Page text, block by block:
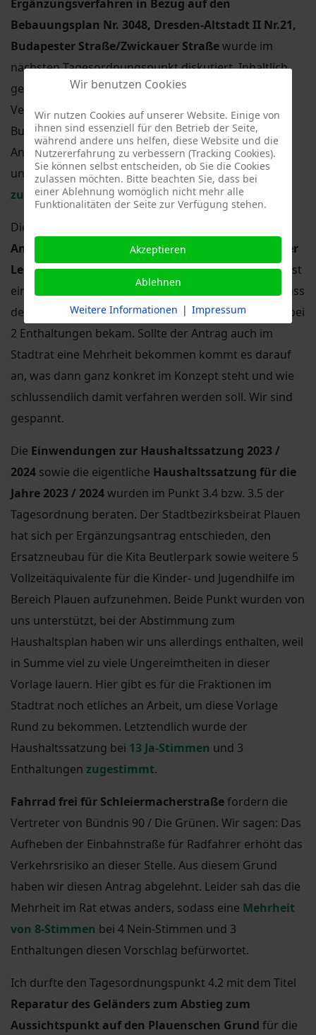
Ergänzungsverfahren in Bezug auf den
Bebauungsplan Nr. 3048, Dresden-Altstadt II Nr.21,
Budapester Straße/Zwickauer Straßewurde im
nächsten Tagesordnungspunkt diskutiert. Inhaltlich
geht es insbesondere darum, eine
Veränderungssperre im Gebiet Bahngleisen und
Budapester Straße zu erwirken, um weitere
Ansiedlungen von Bordellen, Spielhallen o.ä. zu
untersagen. Dem Antrag wurdemehrheitlich
zugestimmt.
Die Fraktion Bündnis 90/Die Grünen brachten einen
Antrag zur Konzepterstellung für die Erhöhung der
Lebensqualität in Stadtviertelnein. Grundsätzlich ist
eine Erhöhung der Lebensqualität etwas Gutes, sodass
der Antrag auch eineMehrheit von 14 Ja-Stimmen
bei
2 Enthaltungen bekam. Sollte der Antrag auch im
Stadtrat eine Mehrheit bekommen kommt es darauf
an, was dann ganz konkret im Konzept steht und wie
schlussendlich damit verfahren werden soll. Wir sind
gespannt.
Die Einwendungen zur Haushaltssatzung 2023 /
2024 sowie die eigentliche Haushaltssatzung für die
Jahre 2023 / 2024wurden im Punkt 3.4 bzw. 3.5 der
Tagesordnung beraten. Der Stadtbezirksbeirat Plauen
hat sich per Ergänzungsantrag entschieden, den
Ersatzneubau für die Kita Beutlerpark sowie weitere 5
Vollzeitäquivalente für die Kinder- und Jugendhilfe im
Bereich Plauen aufzunehmen. Beide Punkt wurden von
uns unterstützt, bei der Abstimmung zum
Haushaltsplan haben wir uns allerdings enthalten, weil
in Summe viel zu viele Ungereimtheiten in dieser
Vorlage lauern. Hier gibt es für die Fraktionen im
Stadtrat noch etliches an Arbeit, um diese Vorlage
Rund zu bekommen. Letztendlich wurde der
Haushaltssatzung bei 13 Ja-Stimmen und 3
Enthaltungen zugestimmt.
Fahrrad frei für Schleiermacherstraßefordern die
Vertreter von Bündnis 90 / Die Grünen. Wir sagen: Das
Aufheben der Einbahnstraße für Radfahrer erhöht das
Verkehrsrisiko an dieser Stelle. Aus diesem Grund
haben wir diesen Antrag abgelehnt. Leider sah das die
Mehrheit im Rat etwas anders, sodass eine Mehrheit
von 8-Stimmen bei 4 Nein-Stimmen und 3
Enthaltungen diesen Vorschlag befürwortet.
Ich durfte den Tagesordnungspunkt 4.2 mit dem Titel
Reparatur des Geländers zum Abstieg zum
Aussichtspunkt auf den Plauenschen Grund für die
Wir benutzen Cookies
Wir nutzen Cookies auf unserer Website. Einige von
ihnen sind essenziell für den Betrieb der Seite,
während andere uns helfen, diese Website und die
Nutzererfahrung zu verbessern (Tracking Cookies).
Sie können selbst entscheiden, ob Sie die Cookies
zulassen möchten. Bitte beachten Sie, dass bei
einer Ablehnung womöglich nicht mehr alle
Funktionalitäten der Seite zur Verfügung stehen.
Akzeptieren
Ablehnen
Weitere Informationen | Impressum